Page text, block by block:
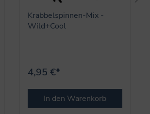
Krabbelspinnen-Mix -
Wild+Cool
4,95 €*
In den Warenkorb